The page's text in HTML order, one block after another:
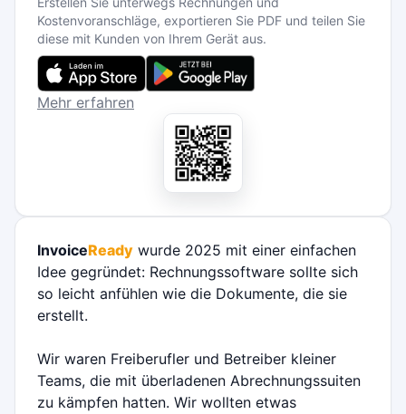
Kostenvoranschläge, exportieren Sie PDF und teilen Sie
diese mit Kunden von Ihrem Gerät aus.
Mehr erfahren
InvoiceReady wurde 2025 mit einer einfachen
Idee gegründet: Rechnungssoftware sollte sich
so leicht anfühlen wie die Dokumente, die sie
erstellt.
Wir waren Freiberufler und Betreiber kleiner
Teams, die mit überladenen Abrechnungssuiten
zu kämpfen hatten. Wir wollten etwas